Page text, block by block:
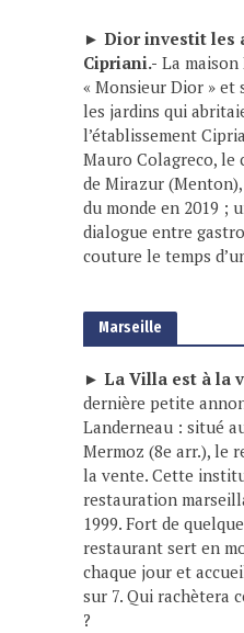
► Dior investit les
Cipriani.- La
« Monsieur Dior » et
les jardins qui
l’établissement
Mauro Colagreco,
de Mirazur
du monde en 2019 ;
dialogue entre
couture le temps
Marseille
► La Villa est à la
dernière petite
Landerneau : situé
Mermoz (8e arr.), le
la vente. Cette
restauration
1999. Fort de
restaurant sert en
chaque jour et
sur 7. Qui rachètera
?